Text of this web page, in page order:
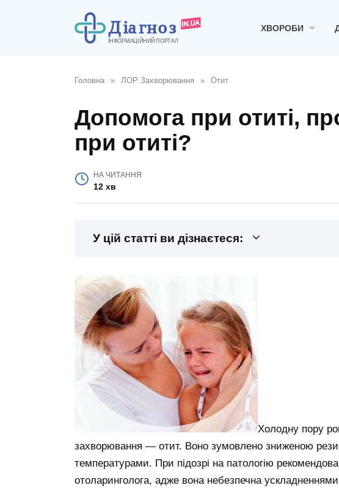
ХВОРОБИ
Головна » ЛОР Захворювання » Отит
Допомога при отиті,
при отиті?
НА ЧИТАННЯ
12 хв
У цій статті ви дізнаєтеся:
Холодну пору
захворювання — отит. Воно зумовлено зниженою
температурами. При підозрі на патологію
отоларинголога, адже вона небезпечна